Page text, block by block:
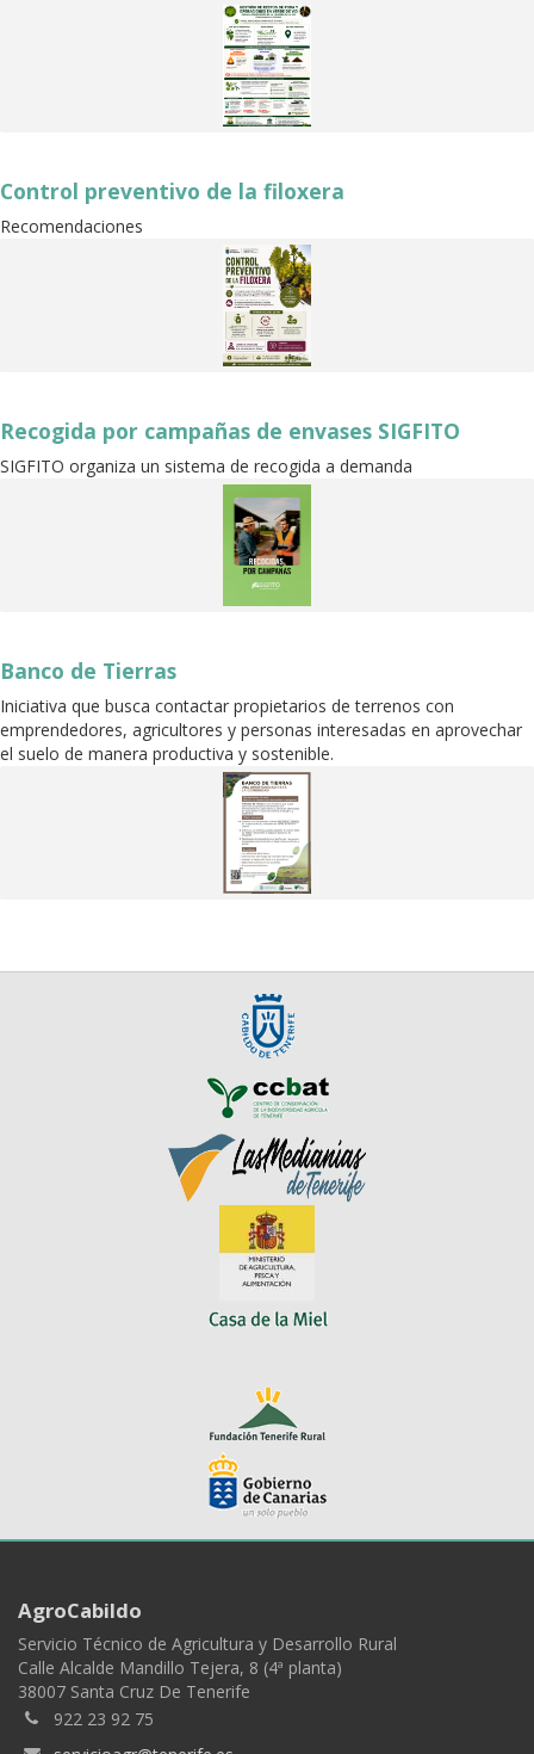
Control preventivo de la filoxera
Recomendaciones
Recogida por campañas de envases SIGFITO
SIGFITO organiza un sistema de recogida a demanda
Banco de Tierras
Iniciativa que busca contactar propietarios de terrenos con
emprendedores, agricultores y personas interesadas en aprovechar
el suelo de manera productiva y sostenible.
AgroCabildo
Servicio Técnico de Agricultura y Desarrollo Rural
Calle Alcalde Mandillo Tejera, 8 (4ª planta)
38007 Santa Cruz De Tenerife
922 23 92 75